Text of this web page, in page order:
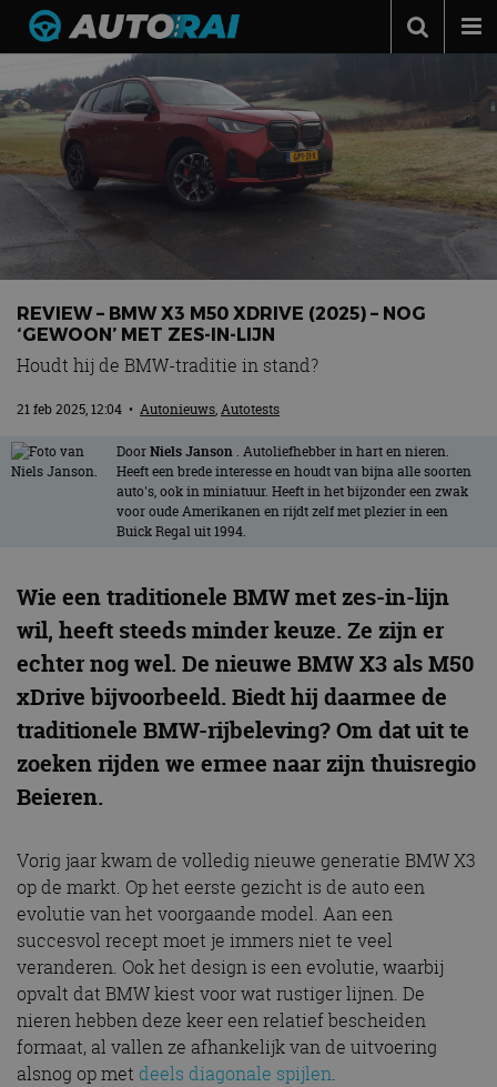
Autonieuws
Podcast
Autotests
Automerken
Adverteren
Contact
MotorRAI.nl
REVIEW – BMW X3 M50 XDRIVE (2025) – NOG
‘GEWOON’ MET ZES-IN-LIJN
Houdt hij de BMW-traditie in stand?
21 feb 2025, 12:04 • Autonieuws,Autotests
DoorNiels Janson . Autoliefhebber in hart en nieren.
Heeft een brede interesse en houdt van bijna alle soorten
auto's, ook in miniatuur. Heeft in het bijzonder een zwak
voor oude Amerikanen en rijdt zelf met plezier in een
Buick Regal uit 1994.
Wie een traditionele BMW met zes-in-lijn
wil, heeft steeds minder keuze. Ze zijn er
echter nog wel. De nieuwe BMW X3 als M50
xDrive bijvoorbeeld. Biedt hij daarmee de
traditionele BMW-rijbeleving? Om dat uit te
zoeken rijden we ermee naar zijn thuisregio
Beieren.
Vorig jaar kwam de volledig nieuwe generatie BMW X3
op de markt. Op het eerste gezicht is de auto een
evolutie van het voorgaande model. Aan een
succesvol recept moet je immers niet te veel
veranderen. Ook het design is een evolutie, waarbij
opvalt dat BMW kiest voor wat rustiger lijnen. De
nieren hebben deze keer een relatief bescheiden
formaat, al vallen ze afhankelijk van de uitvoering
alsnog op met deels diagonale spijlen.